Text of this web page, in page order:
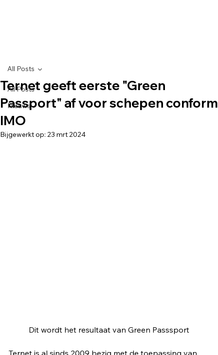
All Posts
Nieuws
All Posts
Ternet geeft eerste "Green
Passport" af voor schepen conform
IMO
Bijgewerkt op: 23 mrt 2024
Dit wordt het resultaat van Green Passsport